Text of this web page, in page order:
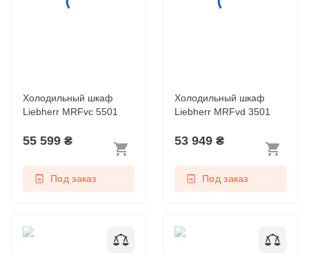
Холодильный шкаф
Liebherr MRFvc 5501
55 599 ₴
Под заказ
Холодильный шкаф
Liebherr MRFvd 3501
53 949 ₴
Под заказ
Холодильный шкаф
Холодильный шкаф